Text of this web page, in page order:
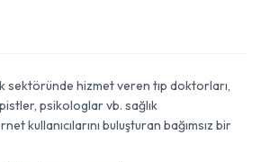
sektöründe hizmet veren tıp doktorları,
psikologlar vb. sağlık
kullanıcılarını buluşturan bağımsız bir